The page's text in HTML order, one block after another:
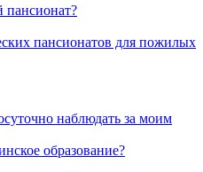
пансионат?
пансионатов для пожилых
наблюдать за моим
образование?